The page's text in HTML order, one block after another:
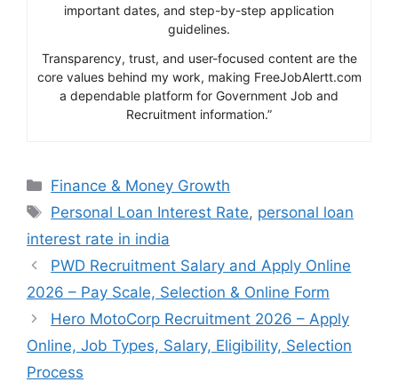
important dates, and step-by-step application
guidelines.
Transparency, trust, and user-focused content are the
core values behind my work, making FreeJobAlertt.com
a dependable platform for Government Job and
Recruitment information.”
Categories
Finance & Money Growth
Tags
Personal Loan Interest Rate, personal loan
interest rate in india
PWD Recruitment Salary and Apply Online
2026 – Pay Scale, Selection & Online Form
Hero MotoCorp Recruitment 2026 – Apply
Online, Job Types, Salary, Eligibility, Selection
Process